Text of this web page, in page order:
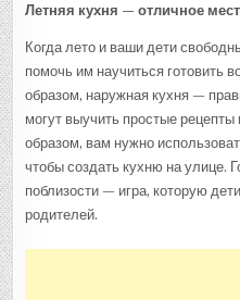
Летняя кухня — отличное
Когда лето и ваши дети
помочь им научиться готовить
образом, наружная кухня —
могут выучить простые
образом, вам нужно
чтобы создать кухню на улице.
поблизости — игра, которую
родителей.